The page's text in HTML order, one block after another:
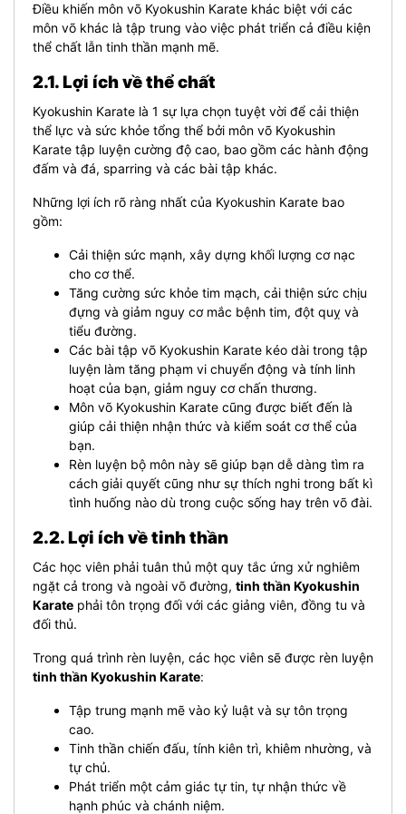
Điều khiến môn võ Kyokushin Karate khác biệt với các
môn võ khác là tập trung vào việc phát triển cả điều kiện
thể chất lẫn tinh thần mạnh mẽ.
2.1. Lợi ích về thể chất
Kyokushin Karate là 1 sự lựa chọn tuyệt vời để cải thiện
thể lực và sức khỏe tổng thể bởi môn võ Kyokushin
Karate tập luyện cường độ cao, bao gồm các hành động
đấm và đá, sparring và các bài tập khác.
Những lợi ích rõ ràng nhất của Kyokushin Karate bao
gồm:
Cải thiện sức mạnh, xây dựng khối lượng cơ nạc
cho cơ thể.
Tăng cường sức khỏe tim mạch, cải thiện sức chịu
đựng và giảm nguy cơ mắc bệnh tim, đột quỵ và
tiểu đường.
Các bài tập võ Kyokushin Karate kéo dài trong tập
luyện làm tăng phạm vi chuyển động và tính linh
hoạt của bạn, giảm nguy cơ chấn thương.
Môn võ Kyokushin Karate cũng được biết đến là
giúp cải thiện nhận thức và kiểm soát cơ thể của
bạn.
Rèn luyện bộ môn này sẽ giúp bạn dễ dàng tìm ra
cách giải quyết cũng như sự thích nghi trong bất kì
tình huống nào dù trong cuộc sống hay trên võ đài.
2.2. Lợi ích về tinh thần
Các học viên phải tuân thủ một quy tắc ứng xử nghiêm
ngặt cả trong và ngoài võ đường, tinh thần Kyokushin
Karate phải tôn trọng đối với các giảng viên, đồng tu và
đối thủ.
Trong quá trình rèn luyện, các học viên sẽ được rèn luyện
tinh thần Kyokushin Karate:
Tập trung mạnh mẽ vào kỷ luật và sự tôn trọng
cao.
Tinh thần chiến đấu, tính kiên trì, khiêm nhường, và
tự chủ.
Phát triển một cảm giác tự tin, tự nhận thức về
hạnh phúc và chánh niệm.